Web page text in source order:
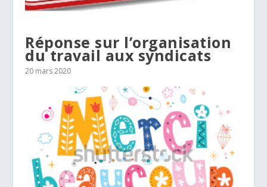
Réponse sur l’organisation
du travail aux syndicats
20 mars 2020